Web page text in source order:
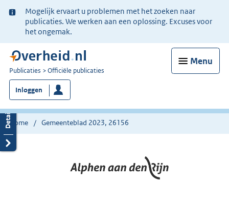
Ter
informatie:
Mogelijk ervaart u problemen met het zoeken naar
publicaties. We werken aan een oplossing. Excuses voor
het ongemak.
Menu
U
bent
nu
hier:
Publicaties Officiële publicaties
Inloggen
Home Gemeenteblad 2023, 26156